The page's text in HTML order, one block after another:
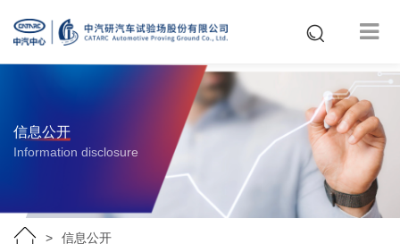
信息公开
Information disclosure
信息公开